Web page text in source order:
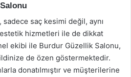
saç kesimi değil, aynı
estetik hizmetleri ile de dikkat
ekibi ile Burdur Güzellik Salonu,
de özen göstermektedir.
donatılmıştır ve müşterilerine